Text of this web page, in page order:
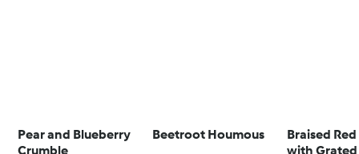
Pear and Blueberry
Crumble
Beetroot Houmous
Braised
with